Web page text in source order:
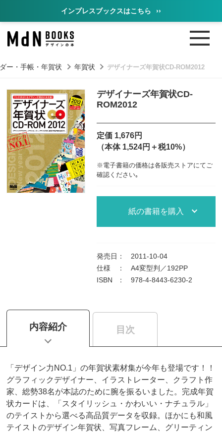
インプレスブックスはこちら ››
ー・手帳・年賀状 年賀状 デザイナーズ年賀状CD-ROM2012
デザイナーズ年賀状CD-
ROM2012
定価 1,676円
（本体 1,524円＋税10%）
※電子書籍の価格は各販売ストアにてご
確認ください｡
紙の書籍を購入
発売日 ：
2011-10-04
仕様
：
A4変型判／192PP
ISBN
： 978-4-8443-6230-2
内容紹介 目次
「デザイン力NO.1」の年賀状素材集が今年も登場です！！
グラフィックデザイナー、イラストレーター、クラフト作
家、総勢38名が本誌のために腕を振るいました。完成年賀
状カードは、「スタイリッシュ・かわいい・ナチュラル」
のテイストから選べる高品質データを収録。ほかにも和風
テイストのデザイン年賀状、写真フレーム、グリーティン